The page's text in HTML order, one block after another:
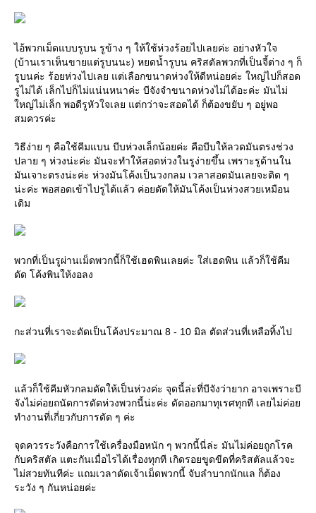
ไอ้พวกเม็ดแบบรูบน รูข้าง ๆ ให้ใช้ห่วงร้อยไปเลยค่ะ อย่างหัวใจ
(บ้านเราเห็นขายแต่รูบนนะ) หยดน้ำรูบน คริสตัลพวกที่เป็นจี้ต่าง ๆ ก็
รูบนค่ะ ร้อยห่วงไปเลย แต่เลือกขนาดห่วงให้ดีหน่อยค่ะ ใหญ่ไปก็สอด
รูไม่ได้ เล็กไปก็ไม่แน่นหนาค่ะ บีจังจำขนาดห่วงไม่ได้อะค่ะ มันไม่
หญ่ไม่เล็ก พอดีรูหัวใจเลย แต่กว่าจะสอดได้ ก็ต้องขยับ ๆ อยู่พอ
สมควรค่ะ
วิธีง่าย ๆ คือใช้คีมแบน บีบห่วงเล็กน้อยค่ะ คือบีบให้ลวดมันตรงช่วง
ปลาย ๆ ห่วงน่ะค่ะ มันจะทำให้สอดห่วงในรูง่ายขึ้น เพราะรูด้านใน
มันเจาะตรงน่ะค่ะ ห่วงมันโค้งเป็นวงกลม เวลาสอดมันเลยจะติด ๆ
น่ะค่ะ พอสอดเข้าไปรูได้แล้ว ค่อยดัดให้มันโค้งเป็นห่วงสวยเหมือน
เดิม
พวกที่เป็นรูผ่านเม็ดพวกนี้ก็ใช้เฮดพินเลยค่ะ ใส่เฮดพิน แล้วก็ใช้คีม
ดัด โค้งพินให้งอลง
กะส่วนที่เราจะดัดเป็นโค้งประมาณ 8 - 10 มิล ตัดส่วนที่เหลือทิ้งไป
ล้วก็ใช้คีมหัวกลมดัดให้เป็นห่วงค่ะ จุดนี้ล่ะที่บีจังว่ายาก อาจเพราะบี
จังไม่ค่อยถนัดการดัดห่วงพวกนี้น่ะค่ะ ดัดออกมาทุเรศทุกที เลยไม่ค่อ
ทำงานที่เกี่ยวกับการดัด ๆ ค่ะ
จุดควรระวังคือการใช้เครื่องมือหนัก ๆ พวกนี้นี่ล่ะ มันไม่ค่อยถูกโรค
กับคริสตัล แตะกันเมื่อไรได้เรื่องทุกที เกิดรอยขูดขีดที่คริสตัลแล้วจะ
ไม่สวยทันทีค่ะ แถมเวลาดัดเจ้าเม็ดพวกนี้ จับลำบากนักแล ก็ต้อง
ระวัง ๆ กันหน่อยค่ะ